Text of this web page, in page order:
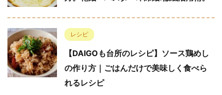
レシピ
【DAIGOも台所のレシピ】ソース鶏めし
の作り方｜ごはんだけで美味しく食べら
れるレシピ